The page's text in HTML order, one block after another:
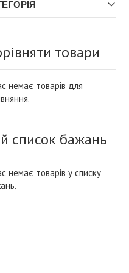
товари
немає товарів для
список бажань
немає товарів у списку